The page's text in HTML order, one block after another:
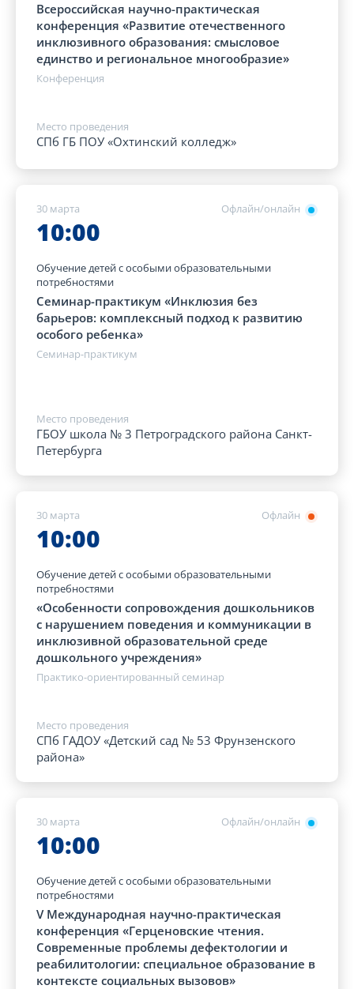
Всероссийская научно-практическая
конференция «Развитие отечественного
инклюзивного образования: смысловое
единство и региональное многообразие»
Конференция
Место проведения
СПб ГБ ПОУ «Охтинский колледж»
Офлайн/онлайн
30 марта
10:00
Обучение детей с особыми образовательными
потребностями
Семинар-практикум «Инклюзия без
барьеров: комплексный подход к развитию
особого ребенка»
Семинар-практикум
Место проведения
ГБОУ школа № 3 Петроградского района Санкт-
Петербурга
Офлайн
30 марта
10:00
Обучение детей с особыми образовательными
потребностями
«Особенности сопровождения дошкольников
с нарушением поведения и коммуникации в
инклюзивной образовательной среде
дошкольного учреждения»
Практико-ориентированный семинар
Место проведения
СПб ГАДОУ «Детский сад № 53 Фрунзенского
района»
Офлайн/онлайн
30 марта
10:00
Обучение детей с особыми образовательными
потребностями
V Международная научно-практическая
конференция «Герценовские чтения.
Современные проблемы дефектологии и
реабилитологии: специальное образование в
контексте социальных вызовов»